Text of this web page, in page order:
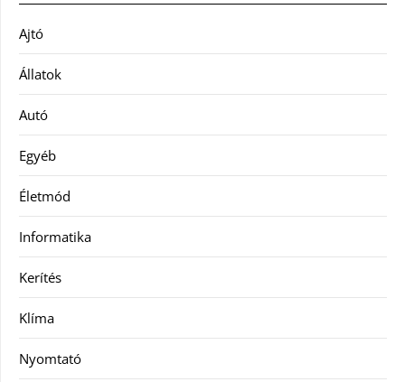
Ajtó
Állatok
Autó
Egyéb
Életmód
Informatika
Kerítés
Klíma
Nyomtató